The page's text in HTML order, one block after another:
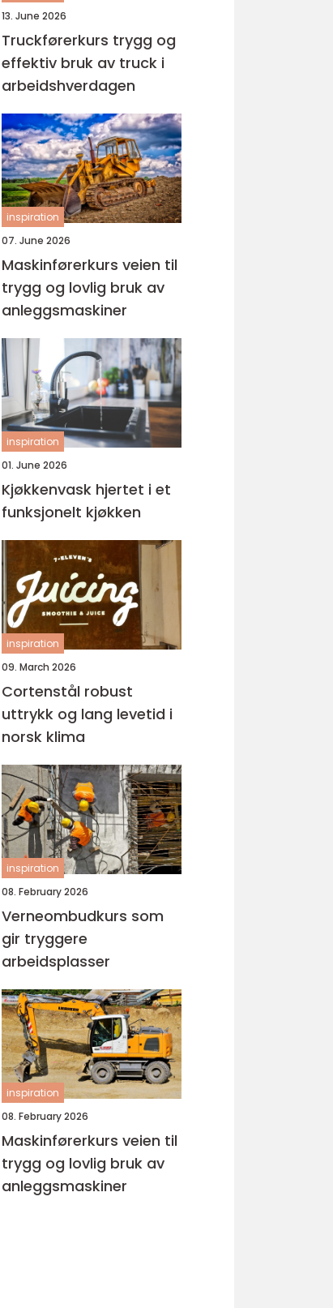
13. June 2026
Truckførerkurs trygg og
effektiv bruk av truck i
arbeidshverdagen
inspiration
07. June 2026
Maskinførerkurs veien til
trygg og lovlig bruk av
anleggsmaskiner
inspiration
01. June 2026
Kjøkkenvask hjertet i et
funksjonelt kjøkken
inspiration
09. March 2026
Cortenstål robust
uttrykk og lang levetid i
norsk klima
inspiration
08. February 2026
Verneombudkurs som
gir tryggere
arbeidsplasser
inspiration
08. February 2026
Maskinførerkurs veien til
trygg og lovlig bruk av
anleggsmaskiner